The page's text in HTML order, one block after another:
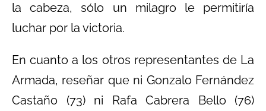
la cabeza, sólo un milagro le permitiría
luchar por la victoria.
En cuanto a los otros representantes de La
Armada, reseñar que ni Gonzalo Fernández
Castaño (73) ni Rafa Cabrera Bello (76)